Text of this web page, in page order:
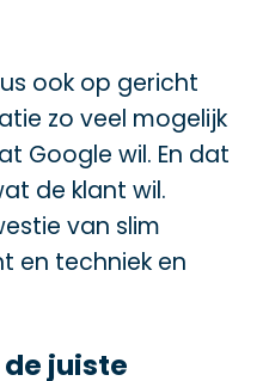
ook op gericht
zo veel mogelijk
Google wil. En dat
de klant wil.
van slim
en techniek en
de juiste